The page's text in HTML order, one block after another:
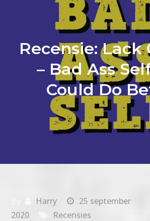
Recensie: Lack
– Bad Ass
Could Do
Harry
25 september
2020
Recensies